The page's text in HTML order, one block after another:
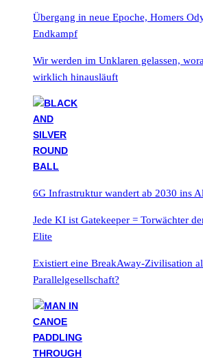
Übergang in neue Epoche, Homers
Endkampf
Wir werden im Unklaren gelassen,
wirklich hinausläuft
6G Infrastruktur wandert ab 2030 ins
Jede KI ist Gatekeeper = Torwächter
Elite
Existiert eine BreakAway-Zivilisation
Parallelgesellschaft?